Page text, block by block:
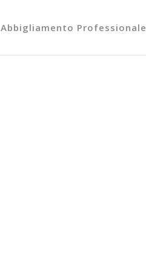
Abbigliamento Professionale